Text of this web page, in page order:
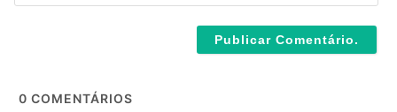
l
0 COMENTÁRIOS